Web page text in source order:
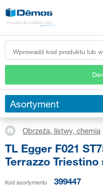
Asortyment
Obrzeża, listwy, chemia
TL Egger F021
Terrazzo Triestino
Kod asortymentu 399447